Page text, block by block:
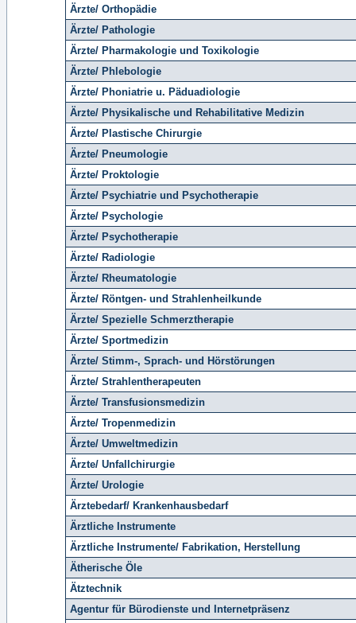
Ärzte/ Orthopädie
Ärzte/ Pathologie
Ärzte/ Pharmakologie und Toxikologie
Ärzte/ Phlebologie
Ärzte/ Phoniatrie u. Päduadiologie
Ärzte/ Physikalische und Rehabilitative Medizin
Ärzte/ Plastische Chirurgie
Ärzte/ Pneumologie
Ärzte/ Proktologie
Ärzte/ Psychiatrie und Psychotherapie
Ärzte/ Psychologie
Ärzte/ Psychotherapie
Ärzte/ Radiologie
Ärzte/ Rheumatologie
Ärzte/ Röntgen- und Strahlenheilkunde
Ärzte/ Spezielle Schmerztherapie
Ärzte/ Sportmedizin
Ärzte/ Stimm-, Sprach- und Hörstörungen
Ärzte/ Strahlentherapeuten
Ärzte/ Transfusionsmedizin
Ärzte/ Tropenmedizin
Ärzte/ Umweltmedizin
Ärzte/ Unfallchirurgie
Ärzte/ Urologie
Ärztebedarf/ Krankenhausbedarf
Ärztliche Instrumente
Ärztliche Instrumente/ Fabrikation, Herstellung
Ätherische Öle
Ätztechnik
Agentur für Bürodienste und Internetpräsenz